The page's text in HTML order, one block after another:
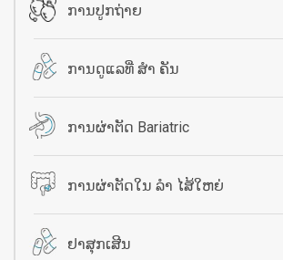
ການປູກຖ່າຍ
ການດູແລທີ່ ສຳ ຄັນ
ການຜ່າຕັດ Bariatric
ການຜ່າຕັດໃນ ລຳ ໄສ້ໃຫຍ່
ຢາສຸກເສີນ